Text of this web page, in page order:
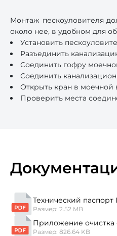
Монтаж пескоуловителя
около нее, в удобном для
Установить
Разъединить
Соединить гофру
Соединить
Открыть кран в моечной
Проверить места
Технический
Размер: 2.52 MB
Приложение очистка
Размер: 826.64 KB